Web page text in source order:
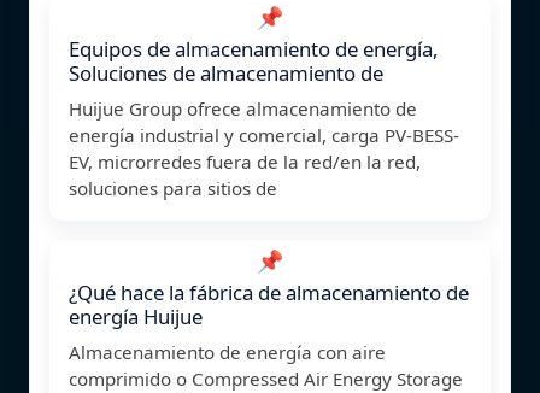
📌
Equipos de almacenamiento de energía,
Soluciones de almacenamiento de
Huijue Group ofrece almacenamiento de
energía industrial y comercial, carga PV-BESS-
EV, microrredes fuera de la red/en la red,
soluciones para sitios de
📌
¿Qué hace la fábrica de almacenamiento de
energía Huijue
Almacenamiento de energía con aire
comprimido o Compressed Air Energy Storage